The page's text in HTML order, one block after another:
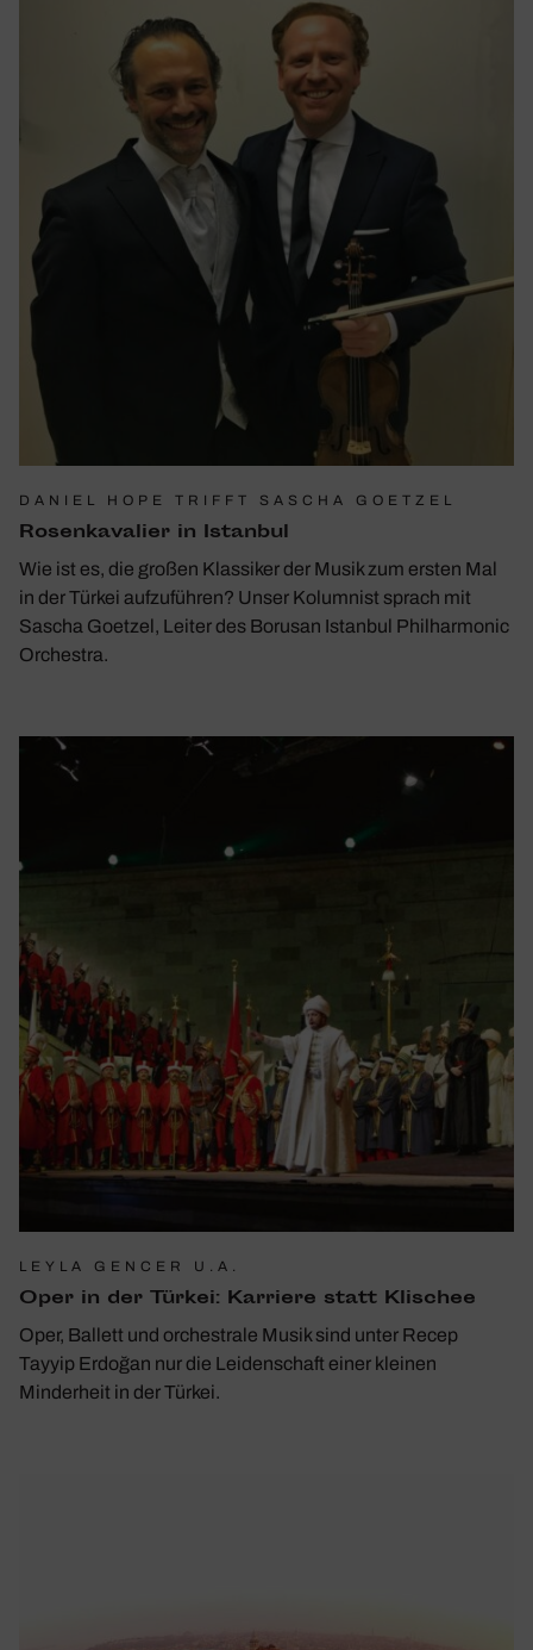
DANIEL HOPE TRIFFT SASCHA GOETZEL
Rosen­ka­va­lier in Istanbul
Wie ist es, die großen Klassiker der Musik zum ersten Mal
in der Türkei aufzuführen? Unser Kolumnist sprach mit
Sascha Goetzel, Leiter des Borusan Istanbul Philharmonic
Orchestra.
LEYLA GENCER U.A.
Oper in der Türkei: Karriere statt Klischee
Oper, Ballett und orchestrale Musik sind unter Recep
Tayyip Erdoğan nur die Leidenschaft einer kleinen
Minderheit in der Türkei.